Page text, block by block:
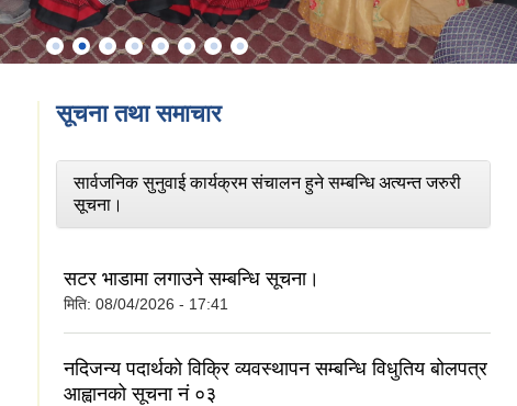
सूचना तथा समाचार
सार्वजनिक सुनुवाई कार्यक्रम संचालन हुने सम्बन्धि अत्यन्त जरुरी
सूचना।
सटर भाडामा लगाउने सम्बन्धि सूचना।
मिति: 08/04/2026 - 17:41
नदिजन्य पदार्थको विक्रि व्यवस्थापन सम्बन्धि विधुतिय बोलपत्र
आह्वानको सूचना नं ०३